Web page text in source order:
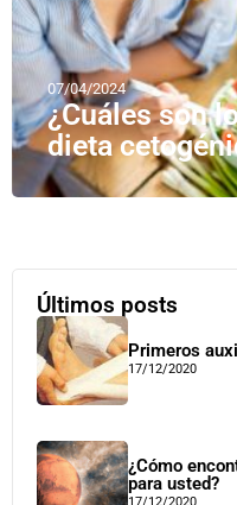
07/04/2024
¿Cuáles son
dieta
Últimos posts
Primeros
17/12/2020
¿Cómo
para usted?